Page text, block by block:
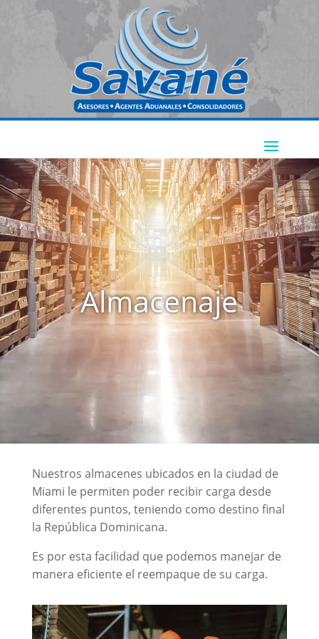
Almacenaje
Nuestros almacenes ubicados en la ciudad de
Miami le permiten poder recibir carga desde
diferentes puntos, teniendo como destino final
la República Dominicana.
Es por esta facilidad que podemos manejar de
manera eficiente el reempaque de su carga.